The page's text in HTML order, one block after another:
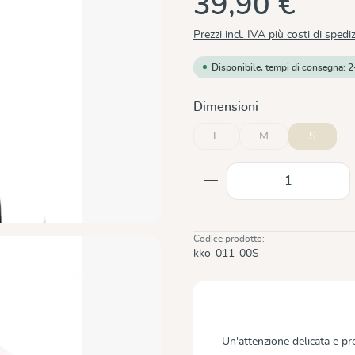
Prezzi incl. IVA più costi di
Disponibile, tempi di consegna:
Seleziona
Dimensioni
(Questa opzione non è al
M
(Questa opzione
S
Quantità del
Codice prodotto:
kko-011-00S
Un'attenzione delicata e